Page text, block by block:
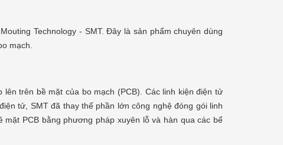
Technology - SMT. Đây là sản phẩm chuyên dùng
mạch.
trên bề mặt của bo mạch (PCB). Các linh kiện điện tử
tử, SMT đã thay thế phần lớn công nghệ đóng gói linh
PCB bằng phương pháp xuyên lỗ và hàn qua các bể